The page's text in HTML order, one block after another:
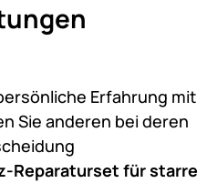
Erfahrung mit
Sie anderen bei deren
Reparaturset für starre